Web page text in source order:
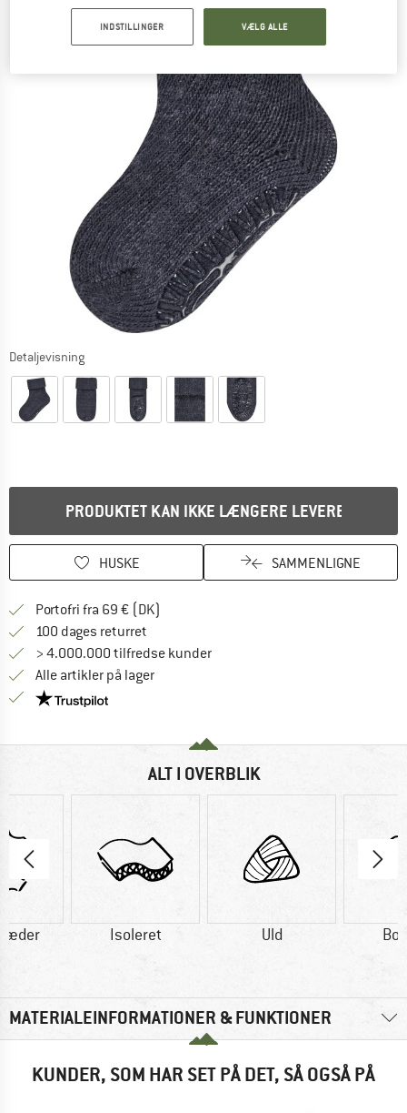
Detaljevisning
PRODUKTET KAN IKKE LÆNGERE LEVERES
HUSKE SAMMENLIGNE
Portofri fra 69 € (DK)
100 dages returret
> 4.000.000 tilfredse kunder
Alle artikler på lager
Vi er Trustpilot-certificeret - oplysningerne får du
ALT I OVERBLIK
Isoleret Uld
MATERIALEINFORMATIONER & FUNKTIONER
KUNDER, SOM HAR SET PÅ DET, SÅ OGSÅ PÅ
INDSTILLINGER VÆLG ALLE